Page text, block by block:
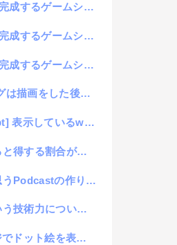
ムシステム 3日目「木や岩の配置」
ステム 2日目「基本フィールドの構築」
システム 1日目「思い立ったが吉日」
サイズを変更すると内容が消えるよ
ページのHTMLソースを取得する方法
る割合が大きくなる話
の作り方を分析する話
術力について考える
絵を表示させる時のお作法